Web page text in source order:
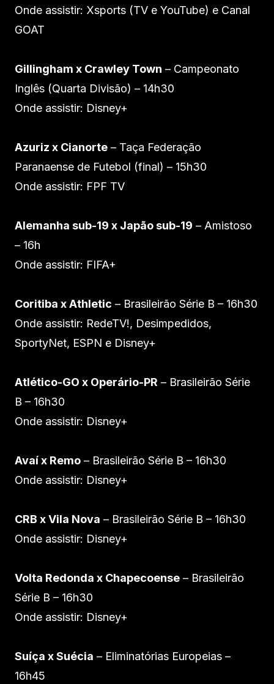
Onde assistir: Xsports (TV e YouTube) e Canal
GOAT
Gillingham x Crawley Town – Campeonato
Inglês (Quarta Divisão) – 14h30
Onde assistir: Disney+
Azuriz x Cianorte – Taça Federação
Paranaense de Futebol (final) – 15h30
Onde assistir: FPF TV
Alemanha sub-19 x Japão sub-19 – Amistoso
– 16h
Onde assistir: FIFA+
Coritiba x Athletic – Brasileirão Série B – 16h30
Onde assistir: RedeTV!, Desimpedidos,
SportyNet, ESPN e Disney+
Atlético-GO x Operário-PR – Brasileirão Série
B – 16h30
Onde assistir: Disney+
Avaí x Remo – Brasileirão Série B – 16h30
Onde assistir: Disney+
CRB x Vila Nova – Brasileirão Série B – 16h30
Onde assistir: Disney+
Volta Redonda x Chapecoense – Brasileirão
Série B – 16h30
Onde assistir: Disney+
Suíça x Suécia – Eliminatórias Europeias –
16h45